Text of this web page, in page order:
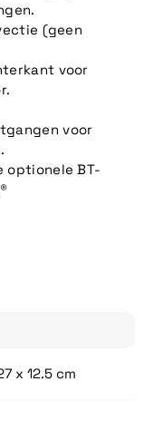
(geen
voor
voor
optionele BT-
x 12.5 cm